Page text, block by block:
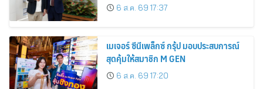
รถยนต์ MPV ระดับพรีเมียม เข้ากับ
พลังงานแสงอาทิตย์ภายในบ้าน
6 ส.ค. 69 17:37
เมเจอร์ ซีนีเพล็กซ์ กรุ้ป มอบประสบการณ์
สุดคุ้มให้สมาชิก M GEN
6 ส.ค. 69 17:20